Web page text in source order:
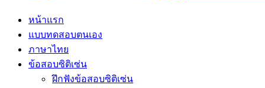
หน้าแรก
แบบทดสอบตนเอง
ภาษาไทย
ข้อสอบซิติเซ่น
ฝึกฟังข้อสอบซิติเซ่น